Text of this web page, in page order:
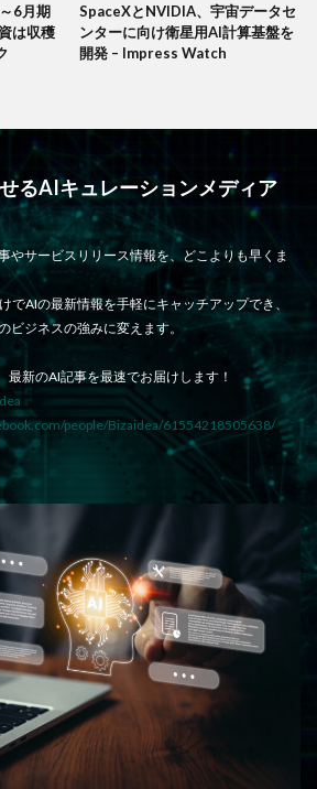
6月期
は収穫
SpaceXとNVIDIA、宇宙データセ
ンターに向け衛星用AI計算基盤を
開発 – Impress Watch
るAIキュレーションメディア
やサービスリリース情報を、どこよりも早くま
でAIの最新情報を手軽にキャッチアップでき、
ビジネスの強みに変えます。
最新のAI記事を最速でお届けします！
people/Bizaidea/61554218505638/